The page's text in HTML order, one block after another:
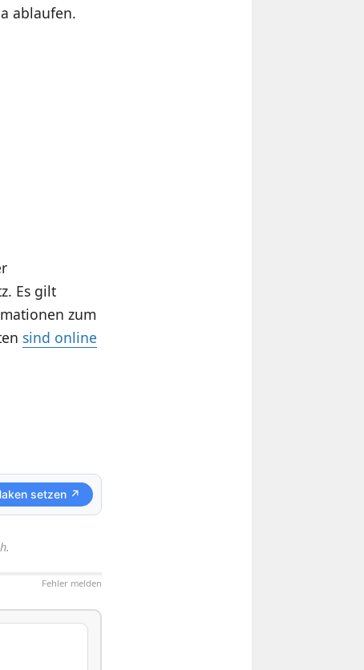
ablaufen.
Es gilt
zum
sind online
setzen ↗
Fehler melden